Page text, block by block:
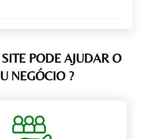
PODE AJUDAR O
NEGÓCIO ?